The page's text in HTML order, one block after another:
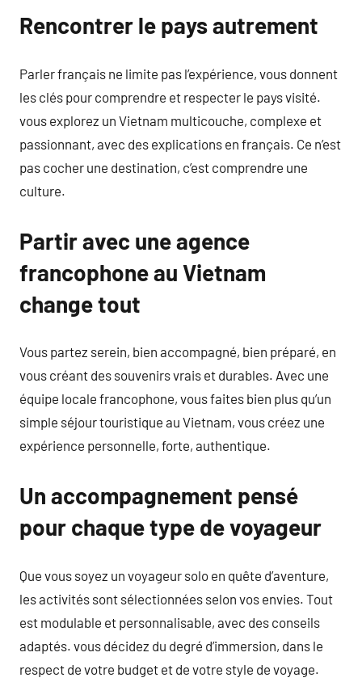
Rencontrer le pays autrement
Parler français ne limite pas l’expérience, vous donnent
les clés pour comprendre et respecter le pays visité.
vous explorez un Vietnam multicouche, complexe et
passionnant, avec des explications en français. Ce n’est
pas cocher une destination, c’est comprendre une
culture.
Partir avec une agence
francophone au Vietnam
change tout
Vous partez serein, bien accompagné, bien préparé, en
vous créant des souvenirs vrais et durables. Avec une
équipe locale francophone, vous faites bien plus qu’un
simple séjour touristique au Vietnam, vous créez une
expérience personnelle, forte, authentique.
Un accompagnement pensé
pour chaque type de voyageur
Que vous soyez un voyageur solo en quête d’aventure,
les activités sont sélectionnées selon vos envies. Tout
est modulable et personnalisable, avec des conseils
adaptés. vous décidez du degré d’immersion, dans le
respect de votre budget et de votre style de voyage.